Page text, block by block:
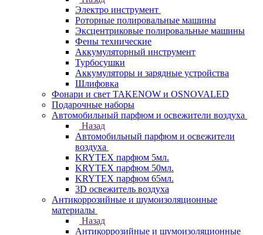
Электро инструмент
Роторные полировальные машины
Эксцентриковые полировальные машины
Фены технические
Аккумуляторный инструмент
Турбосушки
Аккумуляторы и зарядные устройства
Шлифовка
Фонари и свет TAKENOW и OSNOVALED
Подарочные наборы
Автомобильный парфюм и освежители воздуха
Назад
Автомобильный парфюм и освежители
воздуха
KRYTEX парфюм 5мл.
KRYTEX парфюм 50мл.
KRYTEX парфюм 65мл.
3D освежитель воздуха
Антикоррозийные и шумоизоляционные
материалы
Назад
Антикоррозийные и шумоизоляционные